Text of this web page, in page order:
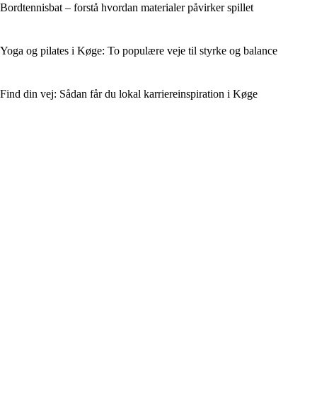
Bordtennisbat – forstå hvordan materialer påvirker spillet
Yoga og pilates i Køge: To populære veje til styrke og balance
Find din vej: Sådan får du lokal karriereinspiration i Køge